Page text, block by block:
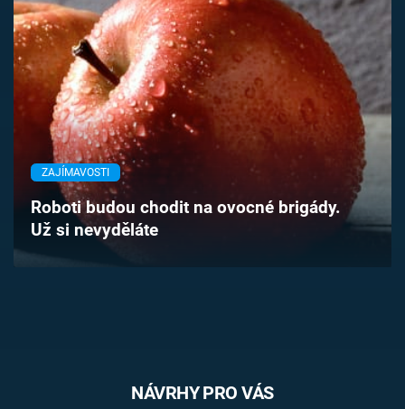
Témata
Pořady
TV Program
Časopis
Sledujte prima+
ZAJÍMAVOSTI
Roboti budou chodit na ovocné brigády.
Už si nevyděláte
NÁVRHY PRO VÁS